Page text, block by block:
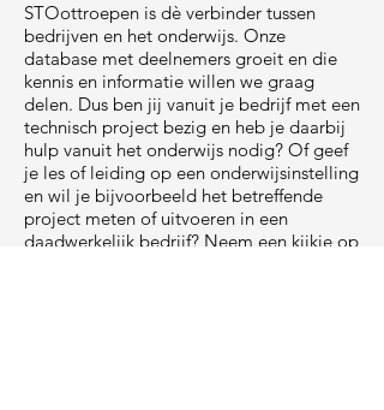
STOottroepen is dè verbinder tussen
bedrijven en het onderwijs. Onze
database met deelnemers groeit en die
kennis en informatie willen we graag
delen. Dus ben jij vanuit je bedrijf met een
technisch project bezig en heb je daarbij
hulp vanuit het onderwijs nodig? Of geef
je les of leiding op een onderwijsinstelling
en wil je bijvoorbeeld het betreffende
project meten of uitvoeren in een
daadwerkelijk bedrijf? Neem een kijkje op